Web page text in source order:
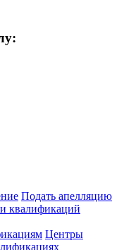
Подать апелляцию
квалификаций
Центры